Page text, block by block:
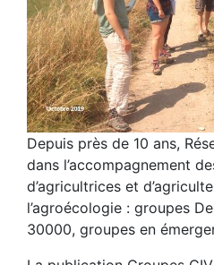
Depuis près de 10 ans,
dans l’accompagnement
d’agricultrices et
l’agroécologie : groupes
30000, groupes en